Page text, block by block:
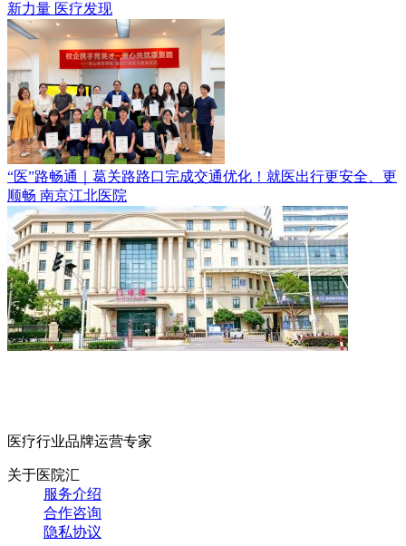
新力量 医疗发现
“医”路畅通｜葛关路路口完成交通优化！就医出行更安全、更
顺畅 南京江北医院
医疗行业品牌运营专家
关于医院汇
服务介绍
合作咨询
隐私协议